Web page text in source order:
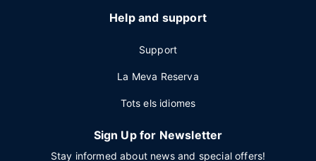
Help and support
Support
La Meva Reserva
Tots els idiomes
Sign Up for Newsletter
Stay informed about news and special offers!